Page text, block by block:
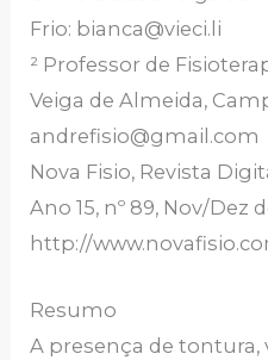
Frio: bianca@vieci.li
² Professor de
Veiga de Almeida,
andrefisio@gmail.com
Nova Fisio, Revista
Ano 15, nº 89, Nov/Dez
http://
Resumo
A presença de